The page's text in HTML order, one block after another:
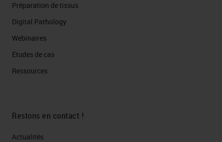
Préparation de tissus
Digital Pathology
Webinaires
Études de cas
Ressources
Restons en contact !
Actualités